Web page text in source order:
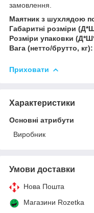
замовлення.
Маятник з шухлядою
Габаритні розміри
Розміри упаковки
Вага (нетто/брутто, кг):
Приховати
Характеристики
Основні атрибути
Виробник
Умови доставки
Нова Пошта
Магазини Rozetka